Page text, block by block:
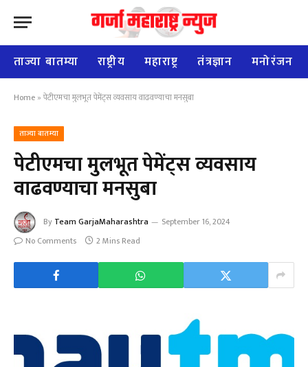
ताज्या बातम्या राष्ट्रीय महाराष्ट्र तंत्रज्ञान मनोरंजन
Home »पेटीएमचा मुलभूत पेमेंट्स व्‍यवसाय वाढवण्याचा मनसुबा
ताज्या बातम्या
पेटीएमचा मुलभूत पेमेंट्स व्‍यवसाय
वाढवण्याचा मनसुबा
By Team GarjaMaharashtra
September 16, 2024
No Comments
2 Mins Read